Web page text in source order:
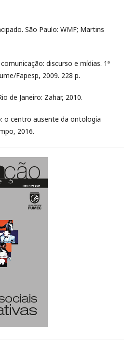
São Paulo: WMF; Martins
discurso e mídias. 1ª
Fapesp, 2009. 228 p.
de Janeiro: Zahar, 2010.
o centro ausente da ontologia
2016.